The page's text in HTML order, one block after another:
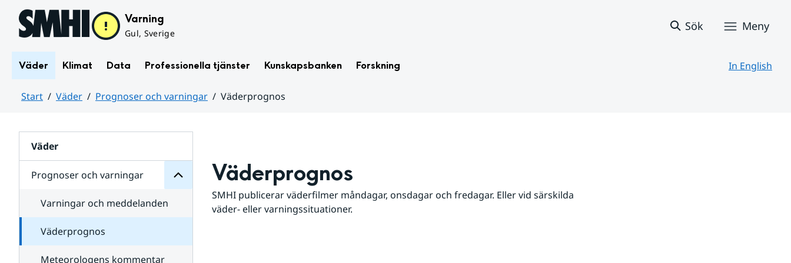
Hoppa till sidans innehåll Varning
Gul, Sverige
Sök Meny
Väder Klimat Data Professionella tjänster Kunskapsbanken Forskning In English
Start Väder Prognoser och varningar
Väderprognos
Väder
Prognoser och varningar
för
varningar
Varningar och meddelanden
Väderprognos
Meteorologens kommentar
Väderprognos
SMHI publicerar väderfilmer måndagar, onsdagar och fredagar. Eller vid särskilda
väder- eller varningssituationer.